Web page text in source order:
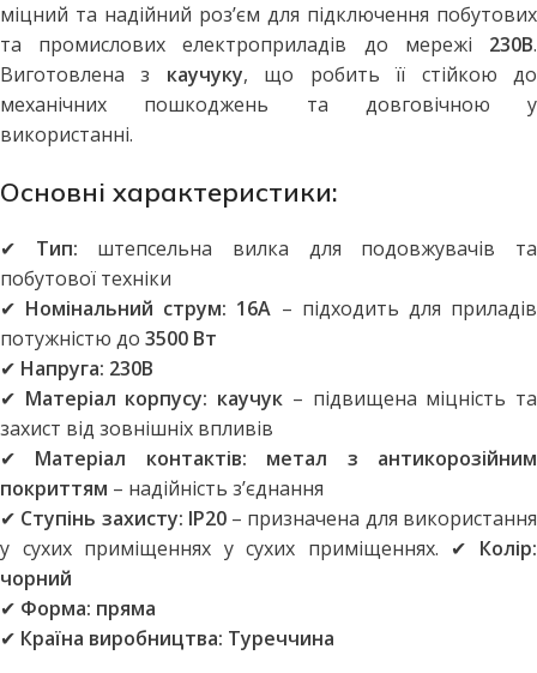
міцний та надійний роз’єм для підключення побутових
та промислових електроприладів до мережі 230В.
Виготовлена з каучуку, що робить її стійкою до
механічних пошкоджень та довговічною у
використанні.
Основні характеристики:
✔ Тип: штепсельна вилка для подовжувачів та
побутової техніки
✔ Номінальний струм: 16А – підходить для приладів
потужністю до 3500 Вт
✔ Напруга: 230В
✔ Матеріал корпусу: каучук – підвищена міцність та
захист від зовнішніх впливів
✔ Матеріал контактів:
метал з антикорозійним
покриттям – надійність з’єднання
✔ Ступінь захисту: IP20– призначена для використання
у сухих приміщеннях у сухих приміщеннях. ✔ Колір:
чорний
✔ Форма: пряма
✔ Країна виробництва: Туреччина